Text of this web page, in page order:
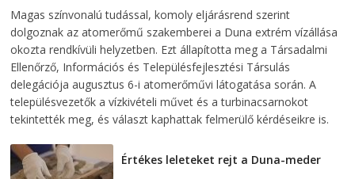
Magas színvonalú tudással, komoly eljárásrend szerint
dolgoznak az atomerőmű szakemberei a Duna extrém vízállása
okozta rendkívüli helyzetben. Ezt állapította meg a Társadalmi
Ellenőrző, Információs és Településfejlesztési Társulás
delegációja augusztus 6-i atomerőművi látogatása során. A
településvezetők a vízkivételi művet és a turbinacsarnokot
tekintették meg, és választ kaphattak felmerülő kérdéseikre is.
Értékes leleteket rejt a Duna-meder